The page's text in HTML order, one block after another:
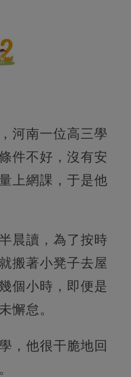
河南一位高三學
件不好，沒有安
上網課，于是他
晨讀，為了按時
搬著小凳子去屋
個小時，即便是
懈怠。
，他很干脆地回